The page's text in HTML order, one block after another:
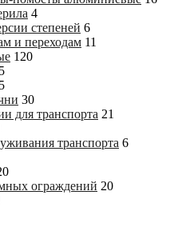
4
степеней 6
и переходам 11
120
30
для транспорта 21
транспорта 6
ограждений 20